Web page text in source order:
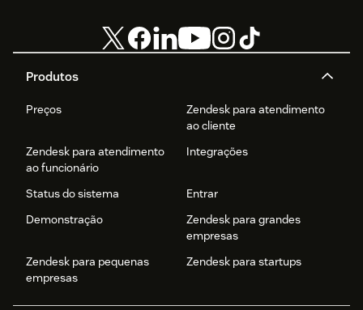
Produtos
Preços
Zendesk para atendimento
ao cliente
Zendesk para atendimento
ao funcionário
Integrações
Status do sistema
Entrar
Demonstração
Zendesk para grandes
empresas
Zendesk para pequenas
empresas
Zendesk para startups